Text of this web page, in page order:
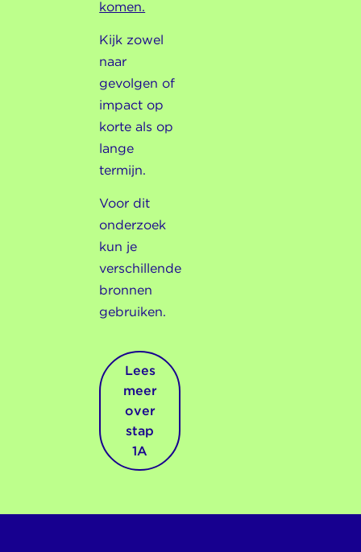
komen.
Kijk zowel
naar
gevolgen of
impact op
korte als op
lange
termijn.
Voor dit
onderzoek
kun je
verschillende
bronnen
gebruiken.
Lees
meer
over
stap
1A